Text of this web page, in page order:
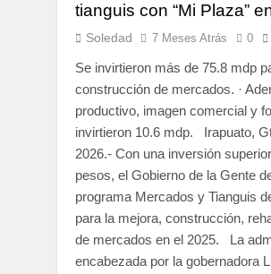
tianguis con “Mi Plaza”
Soledad 7 Meses Atrás 0
Se invirtieron más de 75.8 mdp
construcción de mercados. ·
productivo, imagen comercial y
invirtieron 10.6 mdp. Irapuato,
2026.- Con una inversión
pesos, el Gobierno de la Gente
programa Mercados y Tianguis
para la mejora, construcción,
de mercados en el 2025. La
encabezada por la gobernadora